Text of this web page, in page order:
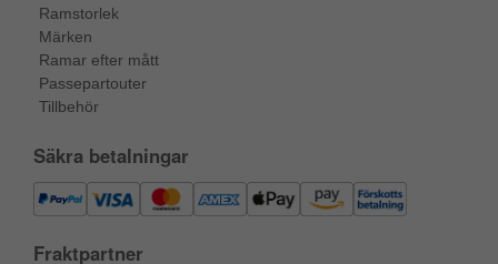
Ramstorlek
Märken
Ramar efter mått
Passepartouter
Tillbehör
Säkra betalningar
Fraktpartner